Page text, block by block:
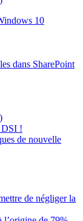
10
dans SharePoint
DSI !
de nouvelle
de négliger la